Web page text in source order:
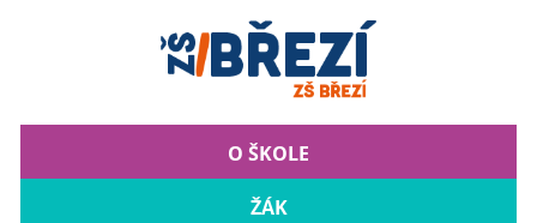
O ŠKOLE
ŽÁK